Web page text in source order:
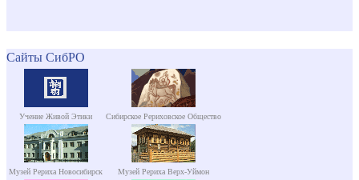
Сайты СибРО
Учение Живой Этики Сибирское Рериховское Общество
Музей Рериха Новосибирск Музей Рериха Верх-Уймон